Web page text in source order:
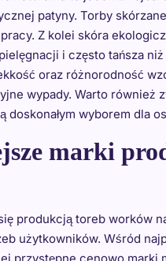
patyny. Torby
Z kolei skóra
i często tańsza
oraz różnorodność
wypady. Warto
doskonałym wyborem dla
marki
produkcją toreb worków
użytkowników. Wśród